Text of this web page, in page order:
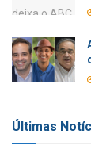
Últimas